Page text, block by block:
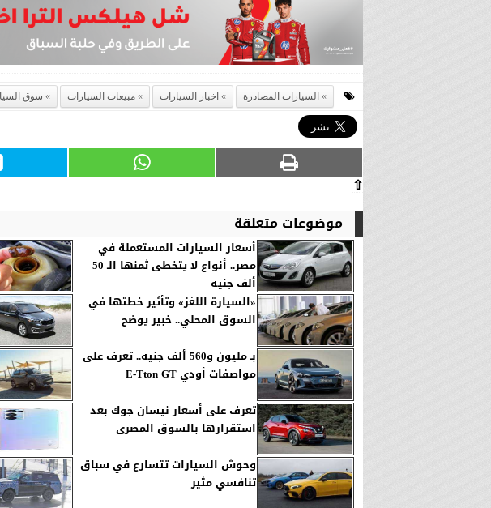
السيارات المصادرة اخبار السيارات مبيعات السيارات سوق
⇧
موضوعات متعلقة
أسعار السيارات المستعملة في
مصر.. أنواع لا يتخطى ثمنها الـ 50
ألف جنيه
«السيارة اللغز» وتأثير خطتها في
السوق المحلي.. خبير يوضح
بـ مليون و560 ألف جنيه.. تعرف على
مواصفات أودي E-Tton GT
تعرف على أسعار نيسان جوك بعد
استقرارها بالسوق المصرى
وحوش السيارات تتسارع في سباق
تنافسي مثير